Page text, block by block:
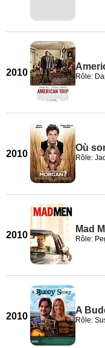
2010 Rôle:
2010
Où
Rôle:
2010
Mad
Rôle:
2010
A
Rôle: